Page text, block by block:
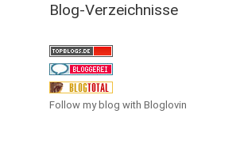
Blog-Verzeichnisse
Follow my blog with Bloglovin